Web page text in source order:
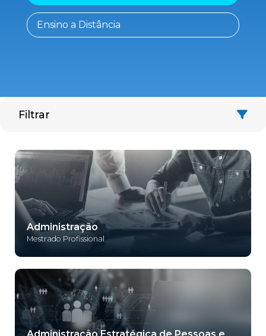
Ensino a Distância
Filtrar
Administração
Mestrado Profissional